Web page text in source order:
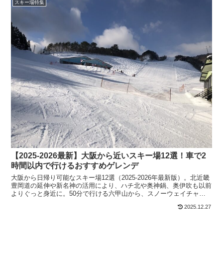
スキー場特集
【2025-2026最新】大阪から近いスキー場12選！車で2
時間以内で行けるおすすめゲレンデ
大阪から日帰り可能なスキー場12選（2025-2026年最新版）。北近畿
豊岡道の延伸や新名神の活用により、ハチ北や奥神鍋、奥伊吹も以前
よりぐっと身近に。50分で行ける六甲山から、スノーウェイチャレ
2025.12.27